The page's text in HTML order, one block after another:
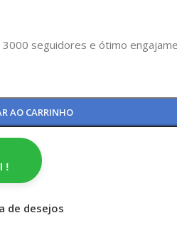
seguidores e ótimo
AO CARRINHO
!
de desejos